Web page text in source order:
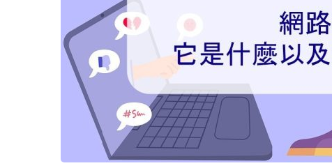
凌：
它